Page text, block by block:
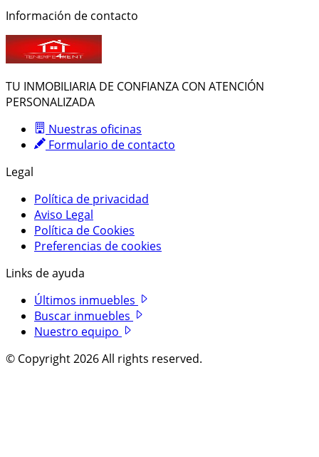
Información de contacto
TU INMOBILIARIA DE CONFIANZA CON ATENCIÓN
PERSONALIZADA
Nuestras oficinas
Formulario de contacto
Legal
Política de privacidad
Aviso Legal
Política de Cookies
Preferencias de cookies
Links de ayuda
Últimos inmuebles
Buscar inmuebles
Nuestro equipo
© Copyright 2026 All rights reserved.